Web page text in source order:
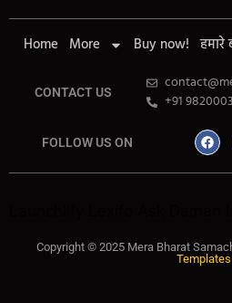
Home More Buy now! हमारे
CONTACT US
+91
FOLLOW US ON
Copyright © 2025 Mera Bharat
Templates